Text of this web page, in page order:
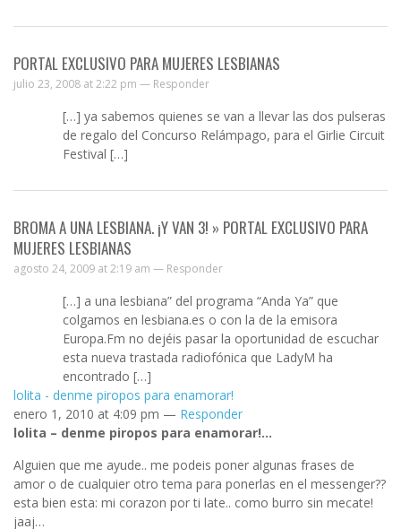
PORTAL EXCLUSIVO PARA MUJERES LESBIANAS
julio 23, 2008 at 2:22 pm — Responder
[…] ya sabemos quienes se van a llevar las dos pulseras
de regalo del Concurso Relámpago, para el Girlie Circuit
Festival […]
BROMA A UNA LESBIANA. ¡Y VAN 3! » PORTAL EXCLUSIVO PARA
MUJERES LESBIANAS
agosto 24, 2009 at 2:19 am — Responder
[…] a una lesbiana” del programa “Anda Ya” que
colgamos en lesbiana.es o con la de la emisora
Europa.Fm no dejéis pasar la oportunidad de escuchar
esta nueva trastada radiofónica que LadyM ha
encontrado […]
lolita - denme piropos para enamorar!
enero 1, 2010 at 4:09 pm — Responder
lolita – denme piropos para enamorar!…
Alguien que me ayude.. me podeis poner algunas frases de
amor o de cualquier otro tema para ponerlas en el messenger??
esta bien esta: mi corazon por ti late.. como burro sin mecate!
jaaj…